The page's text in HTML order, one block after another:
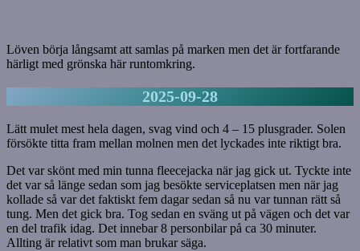
Löven börja långsamt att samlas på marken men det är fortfarande
härligt med grönska här runtomkring.
2025-09-28
Lätt mulet mest hela dagen, svag vind och 4 – 15 plusgrader. Solen
försökte titta fram mellan molnen men det lyckades inte riktigt bra.
Det var skönt med min tunna fleecejacka när jag gick ut. Tyckte inte
det var så länge sedan som jag besökte serviceplatsen men när jag
kollade så var det faktiskt fem dagar sedan så nu var tunnan rätt så
tung. Men det gick bra. Tog sedan en sväng ut på vägen och det var
en del trafik idag. Det innebar 8 personbilar på ca 30 minuter.
Allting är relativt som man brukar säga.